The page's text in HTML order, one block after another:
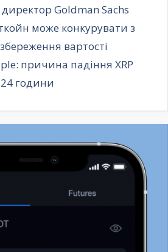
Goldman Sachs
може конкурувати з
вартості
причина падіння XRP
24 години